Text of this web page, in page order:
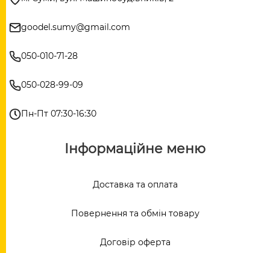
goodel.sumy@gmail.com
050-010-71-28
050-028-99-09
Пн-Пт 07:30-16:30
Інформаційне меню
Доставка та оплата
Повернення та обмін товару
Договір оферта